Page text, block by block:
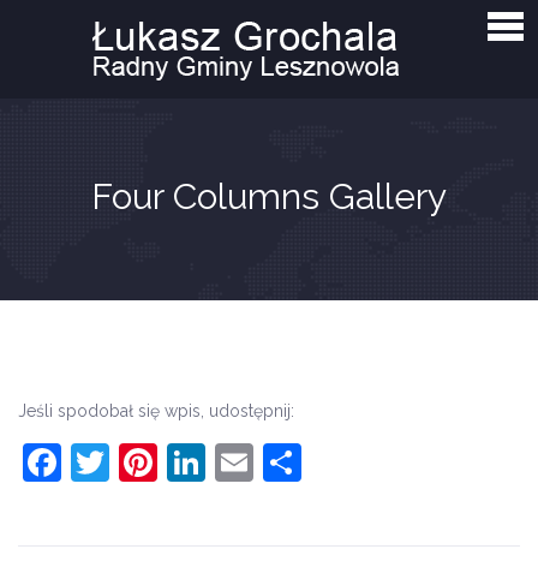
Strona główna
Aktualności
Four Columns Gallery
Jeśli spodobał się wpis, udostępnij:
Facebook
Twitter
Pinterest
LinkedIn
Email